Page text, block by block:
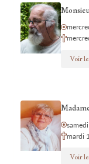
Voir
mardi
Voir